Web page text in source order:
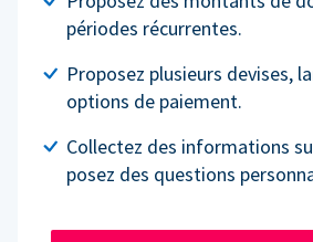
périodes récurrentes.
Proposez plusieurs devises,
options de paiement.
Collectez des informations
posez des questions